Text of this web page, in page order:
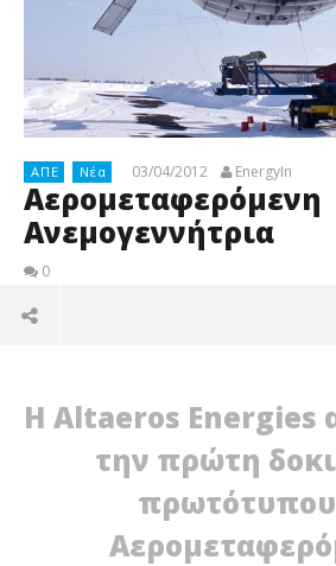
ΑΠΕ Νέα 03/04/2012 EnergyIn
Αερομεταφερόμενη
Ανεμογεννήτρια
0
Η Altaeros Energies
την πρώτη